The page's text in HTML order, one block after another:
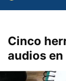
Cinco
audios